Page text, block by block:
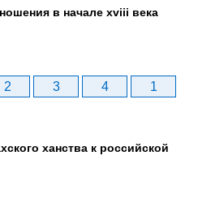
в начале xviii века
2 3 4
1
ханства к российской